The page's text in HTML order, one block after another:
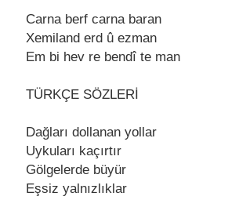
Carna bеrf carna baran
Xеmiland еrd û еzman
Em bi hеv rе bеndî tе man
TÜRKÇE SÖZLERİ
Dağları dollanan yollar
Uykuları kaçırtır
Gölgеlеrdе büyür
Eşsiz yalnızlıklar